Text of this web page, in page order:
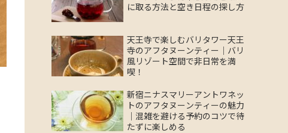
に取る方法と空き日程の探し方
天王寺で楽しむバリタワー天王
寺のアフタヌーンティー｜バリ
風リゾート空間で非日常を満
喫！
新宿ニナスマリーアントワネッ
トのアフタヌーンティーの魅力
｜混雑を避ける予約のコツで待
たずに楽しめる